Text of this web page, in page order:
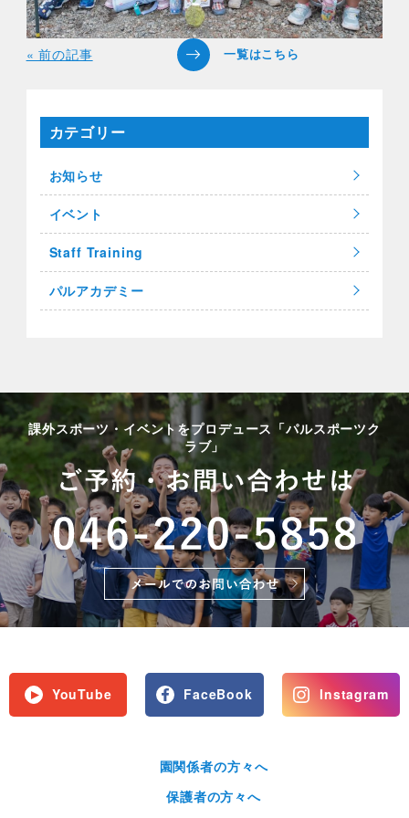
« 前の記事
カテゴリー
お知らせ
イベント
Staff Training
パルアカデミー
課外スポーツ・イベントをプロデュース「パルスポーツク
ラブ」
YouTube FaceBook Instagram
園関係者の方々へ
保護者の方々へ